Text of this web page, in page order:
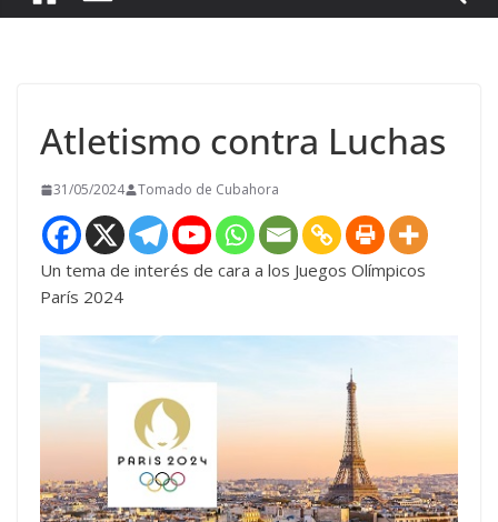
Atletismo contra Luchas
31/05/2024 Tomado de Cubahora
Un tema de interés de cara a los Juegos Olímpicos
París 2024